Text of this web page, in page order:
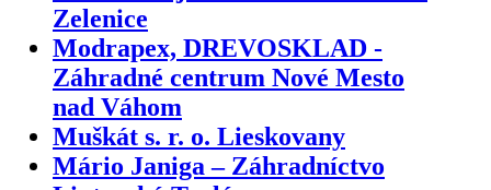
Zelenice
Modrapex, DREVOSKLAD -
Záhradné centrum Nové Mesto
nad Váhom
Muškát s. r. o. Lieskovany
Mário Janiga – Záhradníctvo